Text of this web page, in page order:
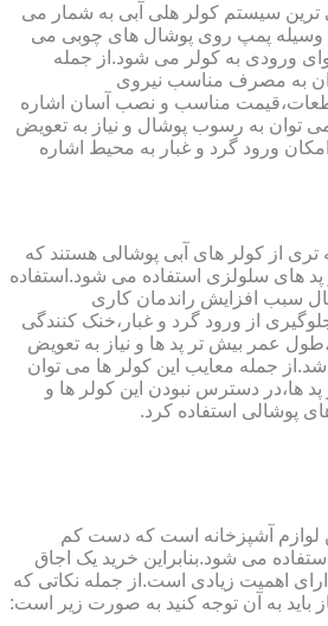
ترین سیستم کولر هلی آبی به شمار می
وسیله پمپ روی پوشال های چوبی می
ورودی به کولر می شود.از جمله
به مصرف مناسب نیروی
مناسب و نصب آسان اشاره
توان به رسوب پوشال و نیاز به تعویض
ورود گرد و غبار به محیط اشاره
تری از کولر های آبی پوشالی هستند که
پد های سلولزی استفاده می شود.استفاده
سبب افزایش راندمان کاری
از ورود گرد و غبار،خنک کنندگی
عمر بیش تر پد ها و نیاز به تعویض
جمله معایب این کولر ها می توان
پد ها،در دسترس نبودن این کولر ها و
پوشالی استفاده کرد.
لوازم آشپزخانه است که دست کم
می شود.بنابراین خرید یک اجاق
اهمیت زیادی است.از جمله نکاتی که
باید به آن توجه کنید به صورت زیر است: